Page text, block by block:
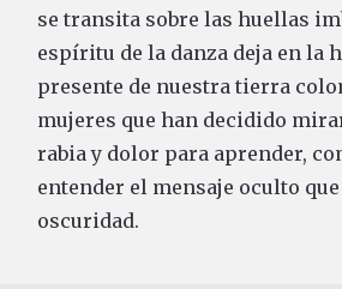
se transita sobre las huellas
espíritu de la danza deja en la
presente de nuestra tierra
mujeres que han decidido
rabia y dolor para aprender,
entender el mensaje oculto
oscuridad.